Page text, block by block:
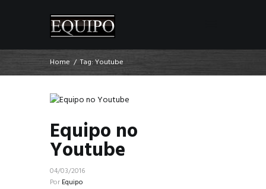
Home Tag: Youtube
Equipo no
Youtube
04/03/2016
Por Equipo